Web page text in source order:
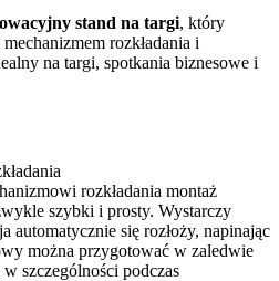
stand na targi, który
rozkładania i
na targi, spotkania biznesowe i
rozkładania montaż
szybki i prosty. Wystarczy
automatycznie się rozłoży, napinając
można przygotować w zaledwie
szczególności podczas